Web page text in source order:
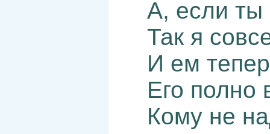
А, если ты
Так я
И ем
Его полно
Кому не